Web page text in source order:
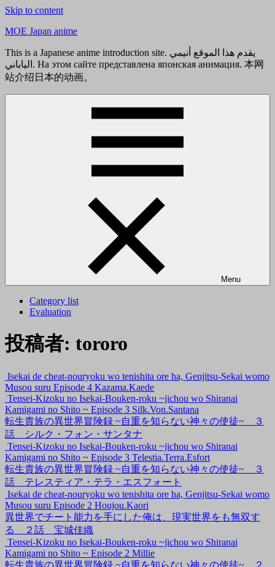
Skip to content
MOE Japan anime
This is a Japanese anime introduction site. يقدم هذا الموقع أنيمي
الياباني. На этом сайте представлена японская анимация. 本网
站介绍日本的动画。
Menu
Category list
Evaluation
投稿者: tororo
Isekai de cheat-nouryoku wo tenishita ore ha, Genjitsu-Sekai womo
Musou suru Episode 4 Kazama.Kaede
Tensei-Kizoku no Isekai-Bouken-roku ~jichou wo Shiranai
Kamigami no Shito ~ Episode 3 Silk.Von.Santana
転生貴族の異世界冒険録 ~自重を知らない神々の使徒~ ３
話 シルク・フォン・サンタナ
Tensei-Kizoku no Isekai-Bouken-roku ~jichou wo Shiranai
Kamigami no Shito ~ Episode 3 Telestia.Terra.Esfort
転生貴族の異世界冒険録 ~自重を知らない神々の使徒~ ３
話 テレスティア・テラ・エスフォート
Isekai de cheat-nouryoku wo tenishita ore ha, Genjitsu-Sekai womo
Musou suru Episode 2 Houjou.Kaori
異世界でチート能力を手にした俺は、現実世界をも無双す
る ２話 宝城佳織
Tensei-Kizoku no Isekai-Bouken-roku ~jichou wo Shiranai
Kamigami no Shito ~ Episode 2 Millie
転生貴族の異世界冒険録 ~自重を知らない神々の使徒~ ２